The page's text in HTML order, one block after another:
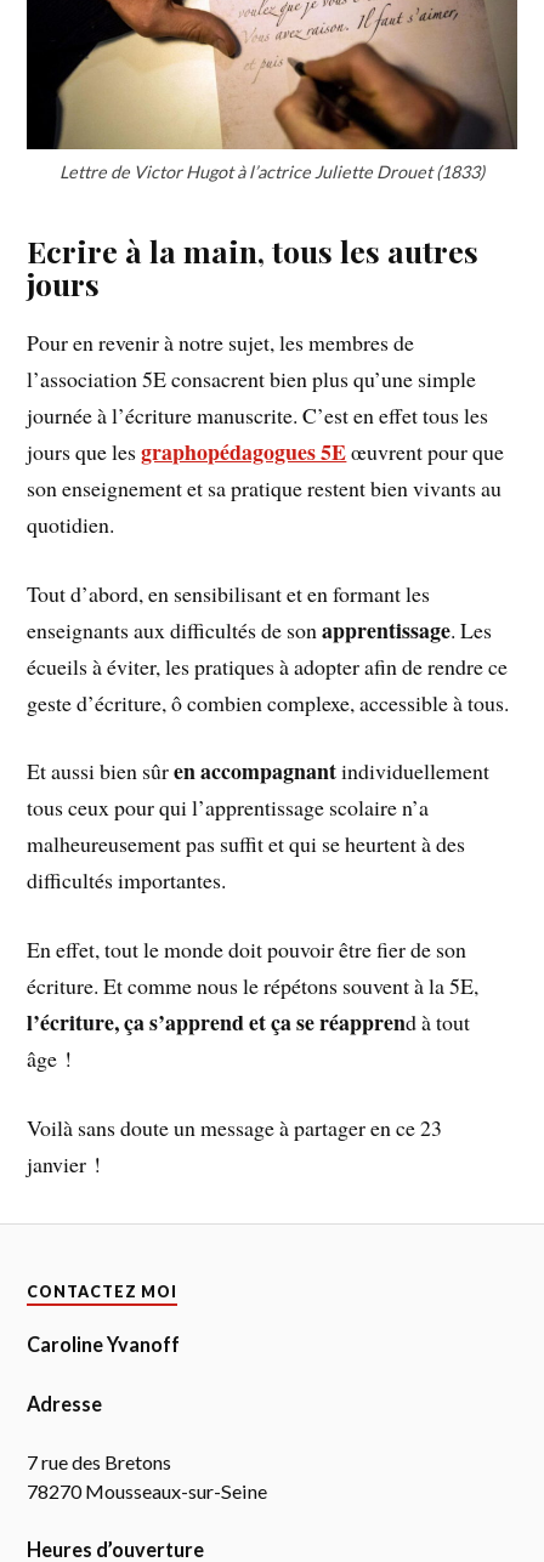
Lettre de Victor Hugot à l’actrice Juliette Drouet (1833)
Ecrire à la main, tous les autres
jours
Pour en revenir à notre sujet, les membres de
l’association 5E consacrent bien plus qu’une simple
journée à l’écriture manuscrite. C’est en effet tous les
jours que lesgraphopédagogues 5Eœuvrent pour que
son enseignement et sa pratique restent bien vivants au
quotidien.
Tout d’abord, en sensibilisant et en formant les
enseignants aux difficultés de sonapprentissage. Les
écueils à éviter, les pratiques à adopter afin de rendre ce
geste d’écriture, ô combien complexe, accessible à tous.
Et aussi bien sûren accompagnantindividuellement
tous ceux pour qui l’apprentissage scolaire n’a
malheureusement pas suffit et qui se heurtent à des
difficultés importantes.
En effet, tout le monde doit pouvoir être fier de son
écriture. Et comme nous le répétons souvent à la 5E,
l’écriture, ça s’apprend et ça se réapprend à tout
âge !
Voilà sans doute un message à partager en ce 23
janvier !
CONTACTEZ MOI
Caroline Yvanoff
Adresse
7 rue des Bretons
78270 Mousseaux-sur-Seine
Heures d’ouverture